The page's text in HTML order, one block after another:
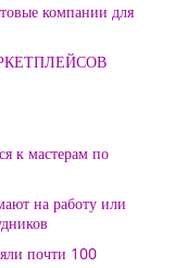
компании для
к мастерам по
на работу или
почти 100